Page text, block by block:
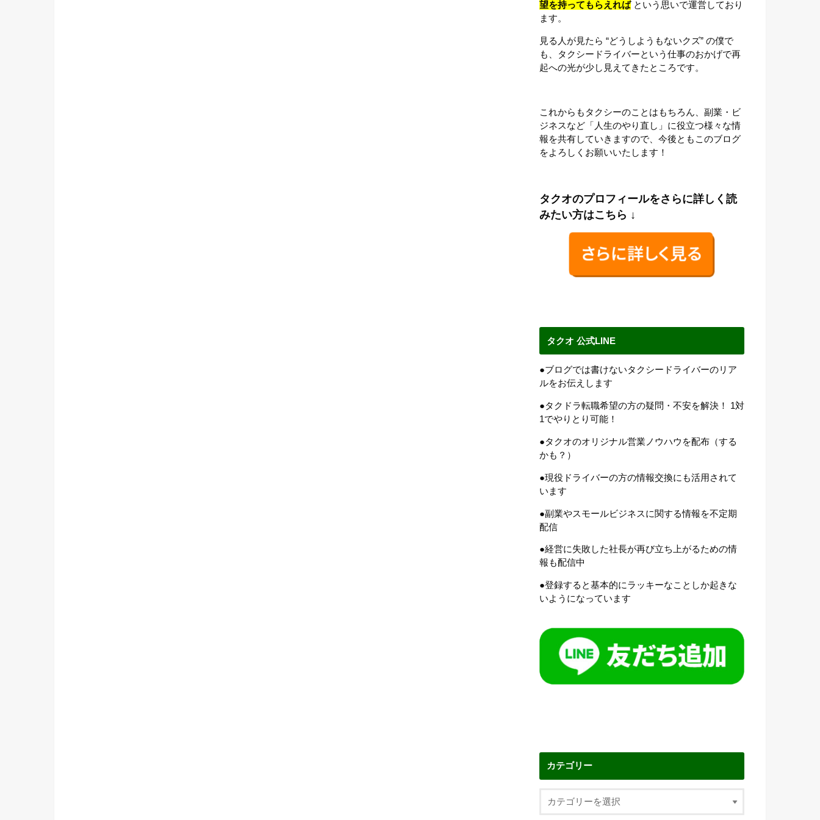
望を持ってもらえればという思いで運営しており
ます。
見る人が見たら “どうしようもないクズ” の僕で
も、タクシードライバーという仕事のおかげで再
起への光が少し見えてきたところです。
これからもタクシーのことはもちろん、副業・ビ
ジネスなど「人生のやり直し」に役立つ様々な情
報を共有していきますので、今後ともこのブログ
をよろしくお願いいたします！
タクオのプロフィールをさらに詳しく読
みたい方はこちら ↓
タクオ 公式LINE
●ブログでは書けないタクシードライバーのリア
ルをお伝えします
●タクドラ転職希望の方の疑問・不安を解決！ 1対
1でやりとり可能！
●タクオのオリジナル営業ノウハウを配布（する
かも？）
●現役ドライバーの方の情報交換にも活用されて
います
●副業やスモールビジネスに関する情報を不定期
配信
●経営に失敗した社長が再び立ち上がるための情
報も配信中
●登録すると基本的にラッキーなことしか起きな
いようになっています
カテゴリー